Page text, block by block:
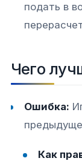
подать в
Чего
Ошибка:
Как